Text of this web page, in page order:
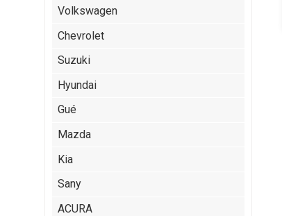
Volkswagen
Chevrolet
Suzuki
Hyundai
Gué
Mazda
Kia
Sany
ACURA